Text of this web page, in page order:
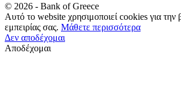
© 2026 - Bank of Greece
Αυτό το website χρησιμοποιεί cookies για την
εμπειρίας σας. Μάθετε περισσότερα
Δεν αποδέχομαι
Αποδέχομαι